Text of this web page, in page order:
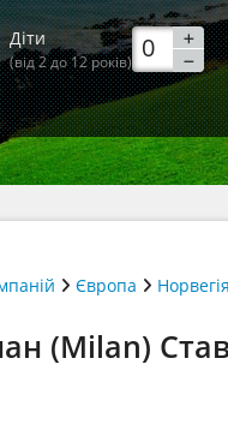
Діти
(від 2 до 12 років)
Європа Норвегія
(Milan)